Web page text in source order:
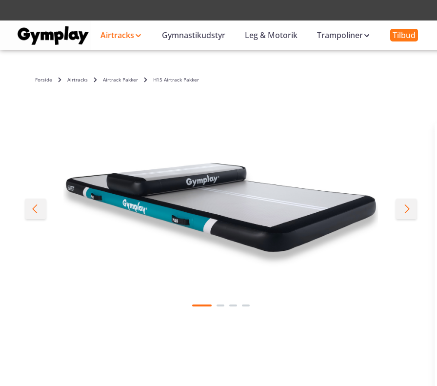
Airtracks Gymnastikudstyr Leg & Motorik Trampoliner Tilbud
Forside Airtracks Airtrack Pakker H15 Airtrack Pakker